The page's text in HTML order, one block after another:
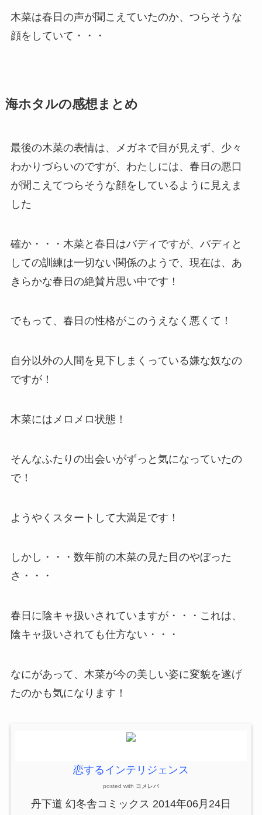
木菜は春日の声が聞こえていたのか、つらそうな
顔をしていて・・・
海ホタルの感想まとめ
最後の木菜の表情は、メガネで目が見えず、少々
わかりづらいのですが、わたしには、春日の悪口
が聞こえてつらそうな顔をしているように見えま
した
確か・・・木菜と春日はバディですが、バディと
しての訓練は一切ない関係のようで、現在は、あ
きらかな春日の絶賛片思い中です！
でもって、春日の性格がこのうえなく悪くて！
自分以外の人間を見下しまくっている嫌な奴なの
ですが！
木菜にはメロメロ状態！
そんなふたりの出会いがずっと気になっていたの
で！
ようやくスタートして大満足です！
しかし・・・数年前の木菜の見た目のやぼった
さ・・・
春日に陰キャ扱いされていますが・・・これは、
陰キャ扱いされても仕方ない・・・
なにがあって、木菜が今の美しい姿に変貌を遂げ
たのかも気になります！
恋するインテリジェンス
posted with ヨメレバ
丹下道 幻冬舎コミックス 2014年06月24日